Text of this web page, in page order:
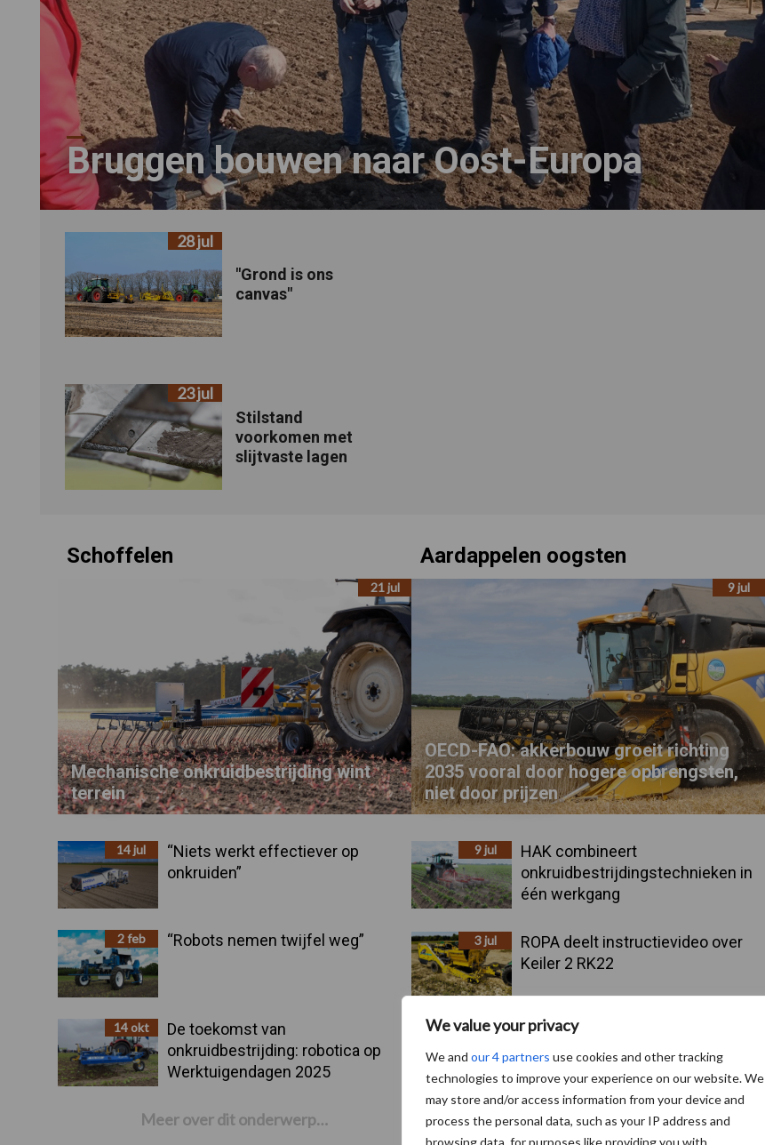
We value your privacy
We and our 4 partners use cookies and other tracking
technologies to improve your experience on our website. We
may store and/or access information from your device and
process the personal data, such as your IP address and
browsing data, for purposes like providing you with
Bruggen bouwen naar Oost-Europa
28 jul
"Grond is ons
canvas"
23 jul
Stilstand
voorkomen met
slijtvaste lagen
Schoffelen
21 jul
Mechanische onkruidbestrijding wint
terrein
14 jul
“Niets werkt effectiever op
onkruiden”
2 feb “Robots nemen twijfel weg”
14 okt
De toekomst van
onkruidbestrijding: robotica op
Werktuigendagen 2025
Meer over dit onderwerp…
Aardappelen oogsten
9 jul
OECD-FAO: akkerbouw groeit richting
2035 vooral door hogere opbrengsten,
niet door prijzen
9 jul
HAK combineert
onkruidbestrijdingstechnieken in
één werkgang
3 jul
ROPA deelt instructievideo over
Keiler 2 RK22
1 jul
NEPG-areaal
consumptieaardappelen daalt met
11 procent
Meer over dit onderwerp…